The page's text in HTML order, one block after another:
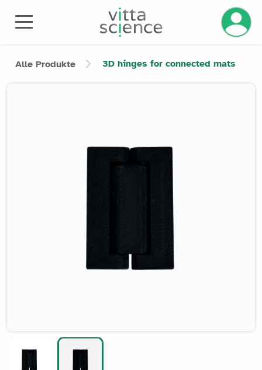
Ihr
Alle Produkte 3D hinges for connected mats